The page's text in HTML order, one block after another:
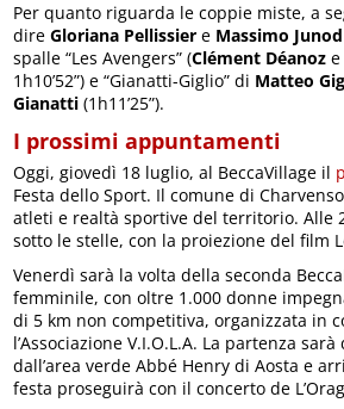
Per quanto riguarda le coppie miste, a
direGloriana Pellissier e Massimo Junod
spalle “Les Avengers” (Clément Déanoz e
1h10’52”) e “Gianatti-Giglio” di Matteo
Gianatti (1h11’25”).
I prossimi appuntamenti
Oggi, giovedì 18 luglio, al BeccaVillage il
Festa dello Sport. Il comune di
atleti e realtà sportive del territorio. Alle
sotto le stelle, con la proiezione del film
Venerdì sarà la volta della seconda
femminile, con oltre 1.000 donne
di 5 km non competitiva, organizzata in
l’Associazione V.I.O.L.A. La partenza
dall’area verde Abbé Henry di Aosta e
festa proseguirà con il concerto de